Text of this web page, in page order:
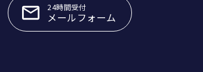
24時間受付
メールフォーム